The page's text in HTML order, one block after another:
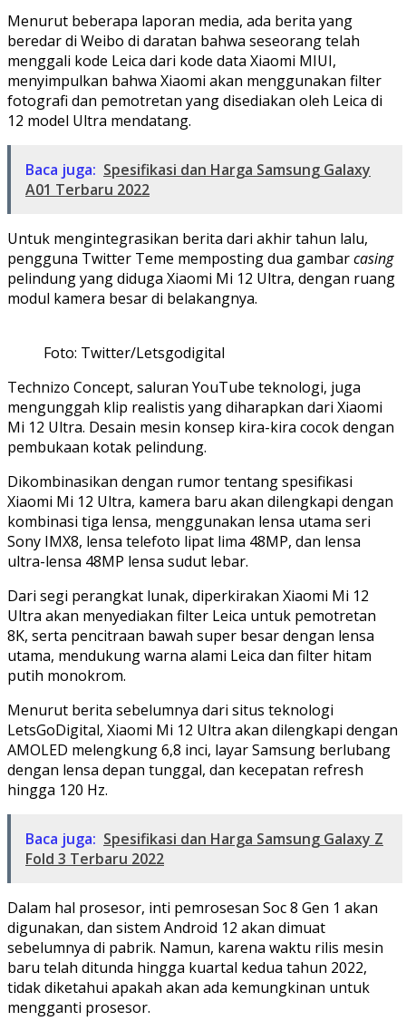
Menurut beberapa laporan media, ada berita yang
beredar di Weibo di daratan bahwa seseorang telah
menggali kode Leica dari kode data Xiaomi MIUI,
menyimpulkan bahwa Xiaomi akan menggunakan filter
fotografi dan pemotretan yang disediakan oleh Leica di
12 model Ultra mendatang.
Baca juga: Spesifikasi dan Harga Samsung Galaxy
A01 Terbaru 2022
Untuk mengintegrasikan berita dari akhir tahun lalu,
pengguna Twitter Teme memposting dua gambarcasing
pelindung yang diduga Xiaomi Mi 12 Ultra, dengan ruang
modul kamera besar di belakangnya.
Foto: Twitter/Letsgodigital
Technizo Concept, saluran YouTube teknologi, juga
mengunggah klip realistis yang diharapkan dari Xiaomi
Mi 12 Ultra. Desain mesin konsep kira-kira cocok dengan
pembukaan kotak pelindung.
Dikombinasikan dengan rumor tentang spesifikasi
Xiaomi Mi 12 Ultra, kamera baru akan dilengkapi dengan
kombinasi tiga lensa, menggunakan lensa utama seri
Sony IMX8, lensa telefoto lipat lima 48MP, dan lensa
ultra-lensa 48MP lensa sudut lebar.
Dari segi perangkat lunak, diperkirakan Xiaomi Mi 12
Ultra akan menyediakan filter Leica untuk pemotretan
8K, serta pencitraan bawah super besar dengan lensa
utama, mendukung warna alami Leica dan filter hitam
putih monokrom.
Menurut berita sebelumnya dari situs teknologi
LetsGoDigital, Xiaomi Mi 12 Ultra akan dilengkapi dengan
AMOLED melengkung 6,8 inci, layar Samsung berlubang
dengan lensa depan tunggal, dan kecepatan refresh
hingga 120 Hz.
Baca juga: Spesifikasi dan Harga Samsung Galaxy Z
Fold 3 Terbaru 2022
Dalam hal prosesor, inti pemrosesan Soc 8 Gen 1 akan
digunakan, dan sistem Android 12 akan dimuat
sebelumnya di pabrik. Namun, karena waktu rilis mesin
baru telah ditunda hingga kuartal kedua tahun 2022,
tidak diketahui apakah akan ada kemungkinan untuk
mengganti prosesor.